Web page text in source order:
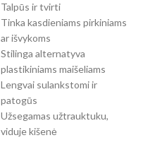
Talpūs ir tvirti
Tinka kasdieniams pirkiniams
ar išvykoms
Stilinga alternatyva
plastikiniams maišeliams
Lengvai sulankstomi ir
patogūs
Užsegamas užtrauktuku,
viduje kišenė